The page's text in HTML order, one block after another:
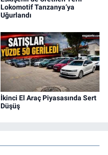
Lokomotif Tanzanya’ya
Uğurlandı
İkinci El Araç Piyasasında Sert
Düşüş